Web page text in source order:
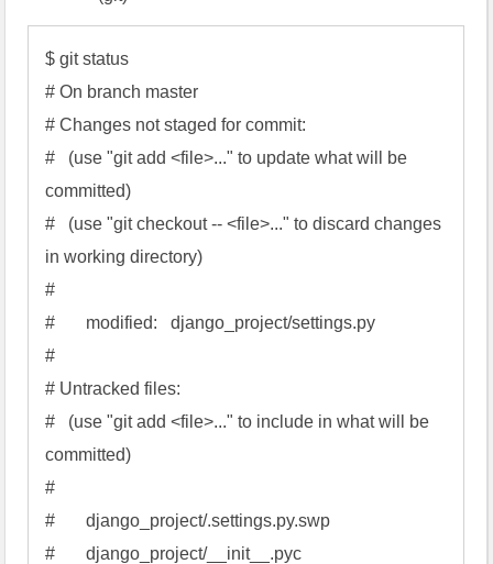
$ git status
# On branch master
# Changes not staged for commit:
#   (use "git add <file>..." to update what will be
committed)
#   (use "git checkout -- <file>..." to discard changes
in working directory)
#
#       modified:   django_project/settings.py
#
# Untracked files:
#   (use "git add <file>..." to include in what will be
committed)
#
#       django_project/.settings.py.swp
#       django_project/__init__.pyc